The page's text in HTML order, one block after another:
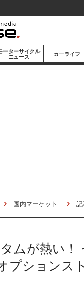
ーターサイクル
ニュース
カーライフ
国内マーケット 記
ムが熱い
プションス